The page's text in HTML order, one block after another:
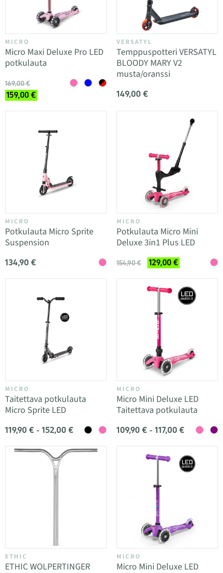
MICRO
Micro Maxi Deluxe Pro LED
potkulauta
169,00 €
159,00 €
VERSATYL
Temppuspotteri VERSATYL
BLOODY MARY V2
musta/oranssi
149,00 €
MICRO
Potkulauta Micro Sprite
Suspension
134,90 €
MICRO
Potkulauta Micro Mini
Deluxe 3in1 Plus LED
154,90 € 129,00 €
MICRO
Taitettava potkulauta
Micro Sprite LED
119,90 € - 152,00 €
MICRO
Micro Mini Deluxe LED
Taitettava potkulauta
109,90 € - 117,00 €
ETHIC
ETHIC WOLPERTINGER
MICRO
Micro Mini Deluxe LED